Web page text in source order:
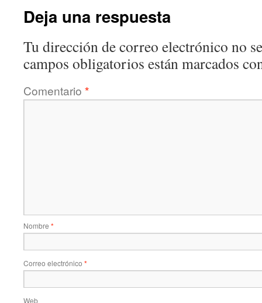
Deja una respuesta
Tu dirección de correo electrónico no
campos obligatorios están marcados
Comentario *
Nombre *
Correo electrónico *
Web